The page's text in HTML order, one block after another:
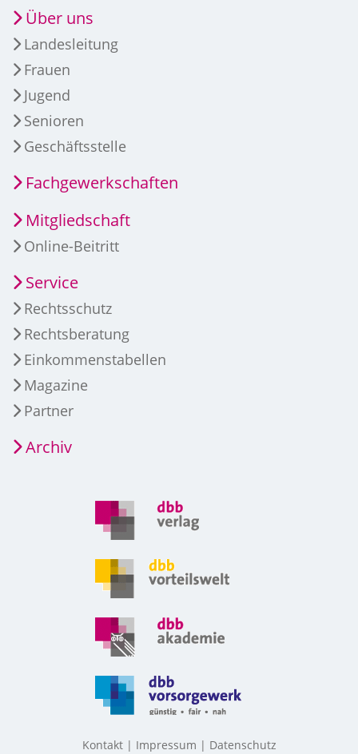
Über uns
Landesleitung
Frauen
Jugend
Senioren
Geschäftsstelle
Fachgewerkschaften
Mitgliedschaft
Online-Beitritt
Service
Rechtsschutz
Rechtsberatung
Einkommenstabellen
Magazine
Partner
Archiv
Kontakt Impressum
Datenschutz